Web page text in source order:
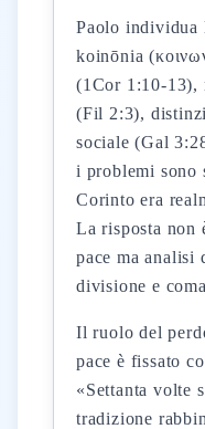
Paolo individua
koinōnia
(1Cor 1:10-13),
(Fil 2:3),
sociale (Gal
i problemi
Corinto era
La risposta non
pace ma analisi
divisione e
Il ruolo del
pace è fissato
«Settanta volte
tradizione